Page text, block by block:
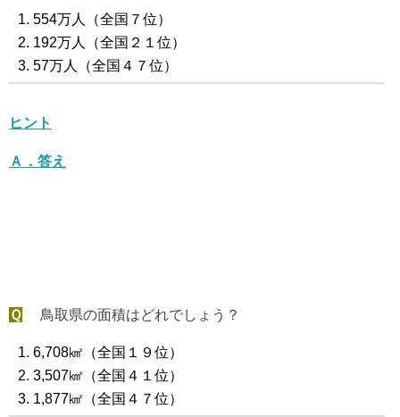
554万人（全国７位）
192万人（全国２１位）
57万人（全国４７位）
ヒント
Ａ．答え
Ｑ 鳥取県の面積はどれでしょう？
6,708㎢（全国１９位）
3,507㎢（全国４１位）
1,877㎢（全国４７位）